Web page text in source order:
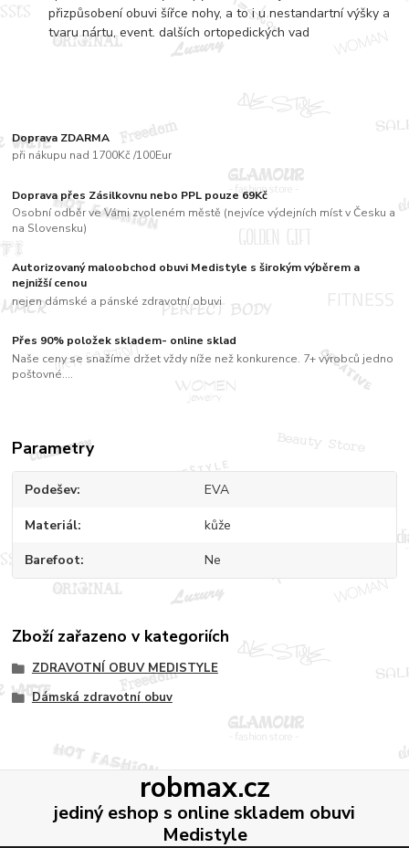
Doprava ZDARMA
při nákupu nad 1700Kč /100Eur
Doprava přes Zásilkovnu nebo PPL pouze 69Kč
Osobní odběr ve Vámi zvoleném městě (nejvíce výdejních míst v Česku a
na Slovensku)
Autorizovaný maloobchod obuvi Medistyle s širokým výběrem a
nejnižší cenou
nejen dámské a pánské zdravotní obuvi
Přes 90% položek skladem- online sklad
Naše ceny se snažíme držet vždy níže než konkurence. 7+ výrobců jedno
poštovné....
přizpůsobení obuvi šířce nohy, a to i u nestandartní výšky a
tvaru nártu, event. dalších ortopedických vad
Parametry
Podešev EVA
Materiál kůže
Barefoot Ne
Zboží zařazeno v kategoriích
ZDRAVOTNÍ OBUV MEDISTYLE
Dámská zdravotní obuv
robmax.cz
jediný eshop s online skladem obuvi
Medistyle